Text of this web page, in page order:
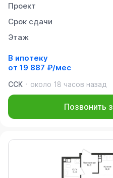
Проект
Срок сдачи
Этаж
В ипотеку
от 19 887 ₽/мес
ССК
около 18 часов назад
Позвонить